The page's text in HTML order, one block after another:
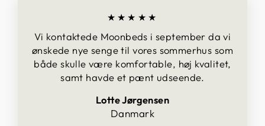
★★★★★
Vi kontaktede Moonbeds i september da vi
ønskede nye senge til vores sommerhus som
både skulle være komfortable, høj kvalitet,
samt havde et pænt udseende.
Lotte Jørgensen
Danmark